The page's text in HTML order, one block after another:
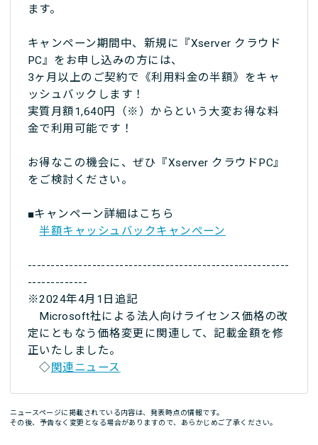
ます。
キャンペーン期間中、新規に『Xserver クラウド
PC』をお申し込みの方には、
3ヶ月以上のご契約で《利用料金の半額》をキャ
ッシュバックします！
実質月額1,640円（※）からという大変お得な料
金で利用可能です！
お得なこの機会に、ぜひ『Xserver クラウドPC』
をご検討ください。
■キャンペーン詳細はこちら
半額キャッシュバックキャンペーン
---------------------------------------------------------
-------------
※2024年4月1日追記
Microsoft社による法人向けライセンス価格の改
定にともなう価格変更に関連して、記載金額を修
正いたしました。
◇ 関連ニュース
ニュースページに掲載されている内容は、発表時点の情報です。
その後、予告なく変更となる場合がありますので、あらかじめご了承ください。